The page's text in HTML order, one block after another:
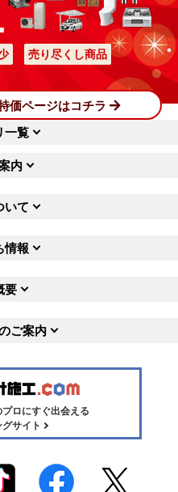
売り尽くし商品
価ページはコチラ
一覧
内
いて
情報
要
ご案内
ロにすぐ出会える
サイト